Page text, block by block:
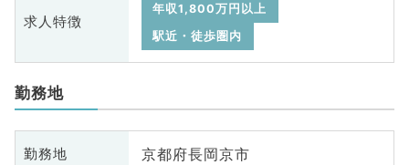
求人特徴
年収1,800万円以上
駅近・徒歩圏内
勤務地
勤務地 京都府長岡京市